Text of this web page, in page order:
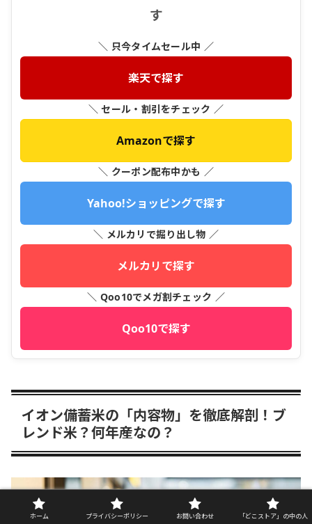
す
＼ 只今タイムセール中 ／
楽天で探す
＼ セール・割引をチェック ／
Amazonで探す
＼ クーポン配布中かも ／
Yahoo!ショッピングで探す
＼ メルカリで掘り出し物 ／
メルカリで探す
＼ Qoo10でメガ割チェック ／
Qoo10で探す
イオン備蓄米の「内容物」を徹底解剖！ブ
レンド米？何年産なの？
ホーム プライバシーポリシー お問い合わせ 「どこストア」の中の人